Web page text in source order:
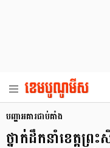
បញ្ហាអគារជាប់គាំង
ថ្នាក់ដឹកនាំខេត្តព្